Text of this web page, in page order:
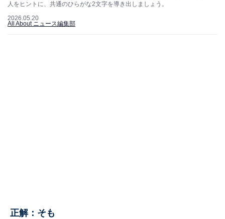
人をヒントに、共通のひらがな2文字を導き出しましょう。
2026.05.20
All About ニュース編集部
正解：そも